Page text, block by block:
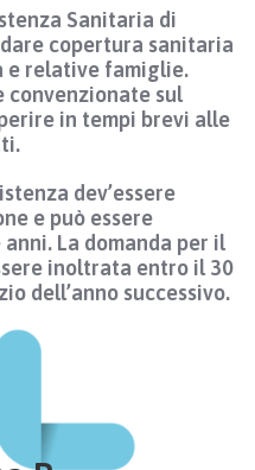
Sanitaria di
copertura sanitaria
e relative famiglie.
convenzionate sul
in tempi brevi alle
dev’essere
e può essere
La domanda per il
inoltrata entro il 30
dell’anno successivo.
B